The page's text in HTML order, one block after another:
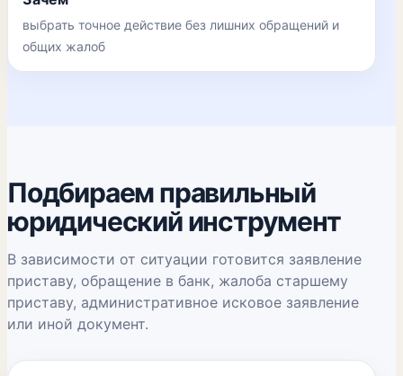
выбрать точное действие без лишних обращений и
общих жалоб
Подбираем правильный
юридический инструмент
В зависимости от ситуации готовится заявление
приставу, обращение в банк, жалоба старшему
приставу, административное исковое заявление
или иной документ.